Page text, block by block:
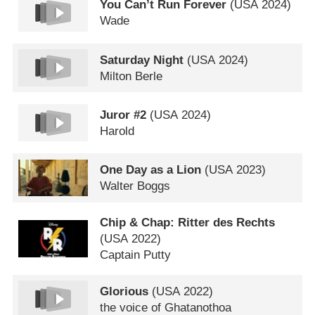
You Can’t Run Forever (USA2024)
Wade
Saturday Night (USA 2024)
Milton Berle
Juror #2 (USA 2024)
Harold
One Day as a Lion (USA2023)
Walter Boggs
Chip & Chap: Ritter des Rechts
(USA 2022)
Captain Putty
Glorious (USA 2022)
the voice of Ghatanothoa